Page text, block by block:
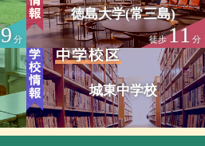
9分
徳島大学(常三島)
徒歩11 分
城東中学校